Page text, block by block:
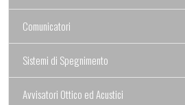
Comunicatori
Sistemi di Spegnimento
Avvisatori Ottico ed Acustici